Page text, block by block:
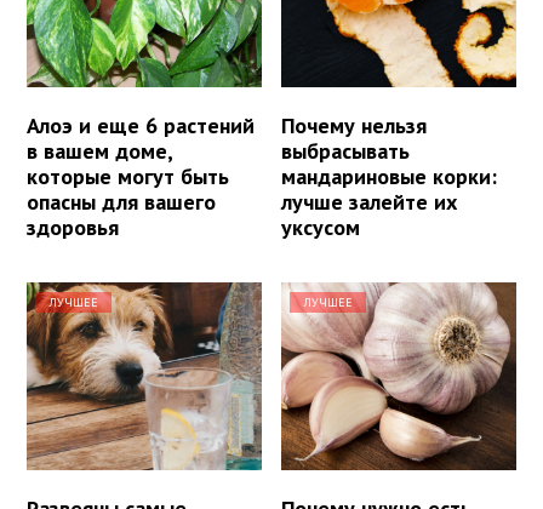
Алоэ и еще 6 растений
в вашем доме,
которые могут быть
опасны для вашего
здоровья
Почему нельзя
выбрасывать
мандариновые корки:
лучше залейте их
уксусом
ЛУЧШЕЕ ЛУЧШЕЕ